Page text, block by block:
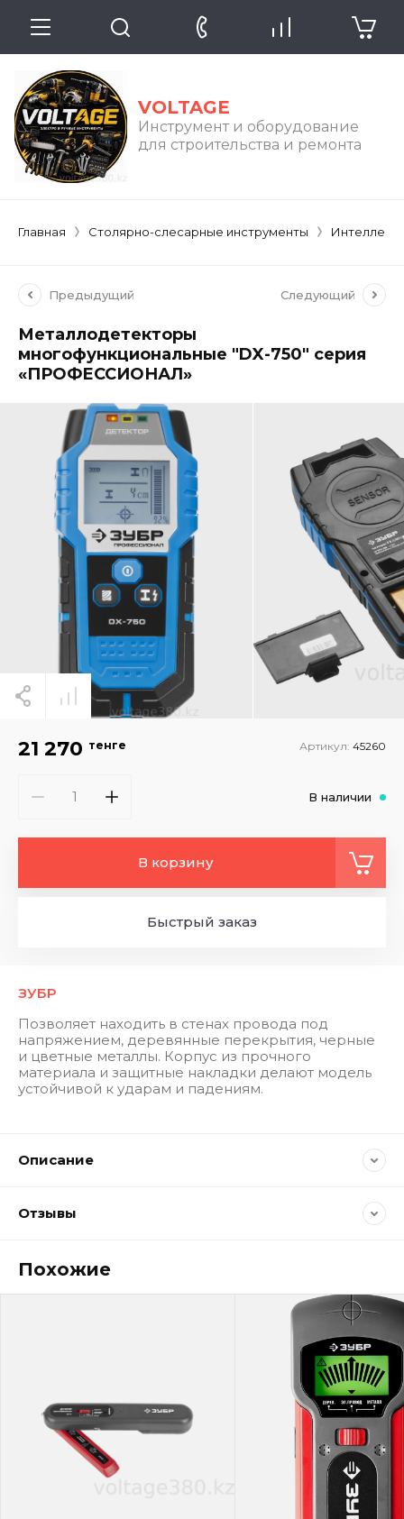
VOLTAGE
Инструмент и оборудование
для строительства и ремонта
Главная Столярно-слесарные инструменты
Предыдущий Следующий
Металлодетекторы
многофункциональные "DX-750" серия
«ПРОФЕССИОНАЛ»
ЗУБР
Позволяет находить в стенах провода под
напряжением, деревянные перекрытия, черные
и цветные металлы. Корпус из прочного
материала и защитные накладки делают модель
устойчивой к ударам и падениям.
21 270 тенге Артикул: 45260
В наличии
В корзину
Быстрый заказ
Описание
Отзывы
Похожие